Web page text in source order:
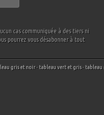
cas communiquée à des tiers ni
pourrez vous désabonner à tout
gris et noir-tableau vert et gris-